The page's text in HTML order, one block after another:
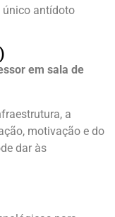
único antídoto
em sala de
a
motivação e do
dar às